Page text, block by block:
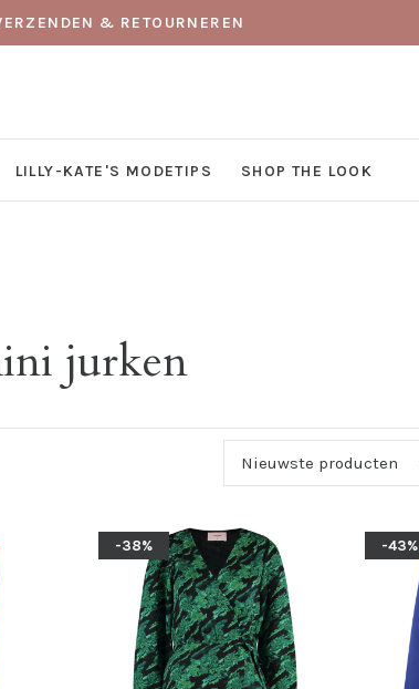
& RETOURNEREN
LILLY-KATE'S MODETIPS SHOP THE LOOK
jurken
Nieuwste producten
-38% -43%